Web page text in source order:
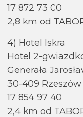
17 872 73 00
2,8 km od
4) Hotel Iskra
Hotel 2-
Generała
30-409 Rzeszów
17 854 97 40
2,4 km od